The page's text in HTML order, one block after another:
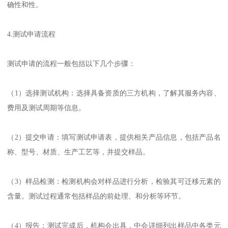
确性和性。
4.测试申请流程
测试申请的流程一般包括以下几个步骤：
（1）选择测试机构：选择具备资质的三方机构，了解其服务内容、
费用及测试周期等信息。
（2）提交申请：填写测试申请表，提供相关产品信息，包括产品名
称、型号、材质、生产工艺等，并提交样品。
（3）样品检测：检测机构会对样品进行分析，检验其可迁移元素的
含量。测试过程通常包括样品的前处理、和分析等环节。
（4）报告：测试完成后，机构会出具，中会详细列出样品中各类元